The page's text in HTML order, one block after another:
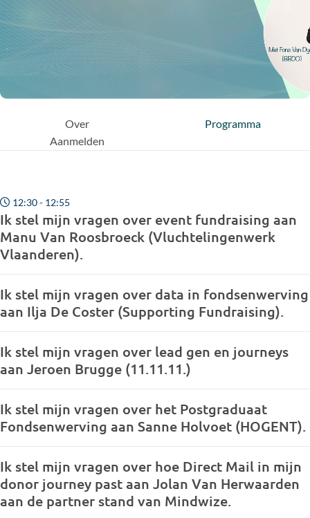
Over
Programma
Aanmelden
12:30 - 12:55
Ik stel mijn vragen over event fundraising aan
Manu Van Roosbroeck (Vluchtelingenwerk
Vlaanderen).
Ik stel mijn vragen over data in fondsenwerving
aan Ilja De Coster (Supporting Fundraising).
Ik stel mijn vragen over lead gen en journeys
aan Jeroen Brugge (11.11.11.)
Ik stel mijn vragen over het Postgraduaat
Fondsenwerving aan Sanne Holvoet (HOGENT).
Ik stel mijn vragen over hoe Direct Mail in mijn
donor journey past aan Jolan Van Herwaarden
aan de partner stand van Mindwize.